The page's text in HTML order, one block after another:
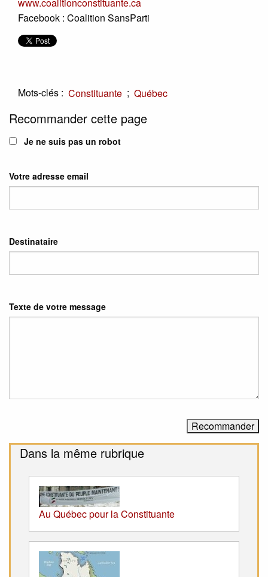
Facebook : Coalition SansParti
Mots-clés : Constituante ; Québec
Recommander cette page
Je ne suis pas un robot
Votre adresse email
Destinataire
Texte de votre message
Dans la même rubrique
Au Québec pour la Constituante